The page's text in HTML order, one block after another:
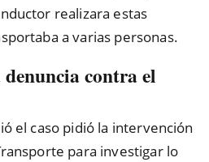
realizara estas
a varias personas.
contra el
el caso pidió la intervención
para investigar lo